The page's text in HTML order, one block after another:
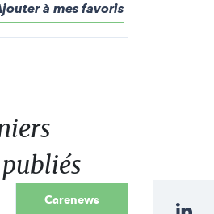
à mes favoris
Carenews